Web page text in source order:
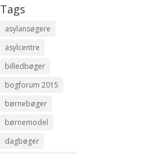
Tags
asylansøgere
asylcentre
billedbøger
bogforum 2015
børnebøger
børnemodel
dagbøger